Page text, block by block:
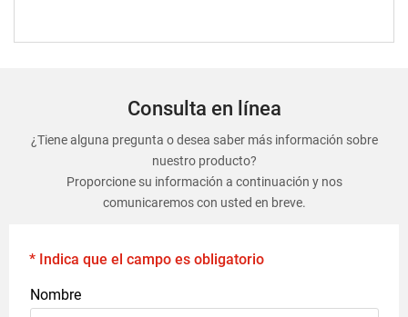
Consulta en línea
¿Tiene alguna pregunta o desea saber más información sobre
nuestro producto?
Proporcione su información a continuación y nos
comunicaremos con usted en breve.
* Indica que el campo es obligatorio
Nombre